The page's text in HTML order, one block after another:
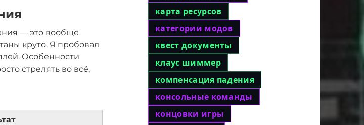
— это вообще
круто. Я пробовал
Особенности
стрелять во всё,
карта ресурсов
категории модов
квест документы
клаус шиммер
компенсация падения
консольные команды
концовки игры